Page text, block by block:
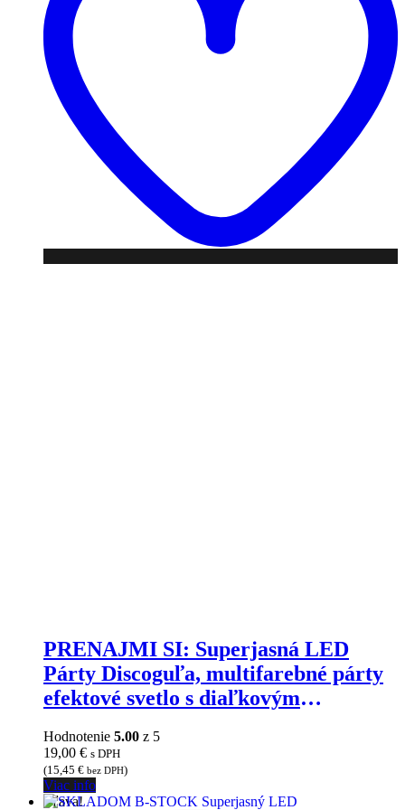
PRENAJMI SI: Superjasná LED
Párty Discoguľa, multifarebné párty
efektové svetlo s diaľkovým
Hodnotenie 5.00 z 5
19,00 € s DPH
(15,45 € bez DPH)
Viac info
Zľava!